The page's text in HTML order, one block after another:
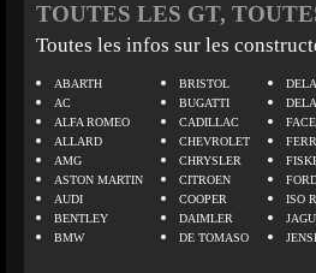
TOUTES LES GT,
Toutes les infos sur les
ABARTH
AC
ALFA ROMEO
ALLARD
AMG
ASTON MARTIN
AUDI
BENTLEY
BMW
BRISTOL
BUGATTI
CADILLAC
CHEVROLET
CHRYSLER
CITROEN
COOPER
DAIMLER
DE TOMASO
ISO